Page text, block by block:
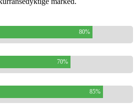
80%
70%
85%